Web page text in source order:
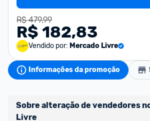
R$ 479,99
R$ 182,83
Vendido por: Mercado Livre
Informações da promoção
Sobre alteração de vendedores
Livre